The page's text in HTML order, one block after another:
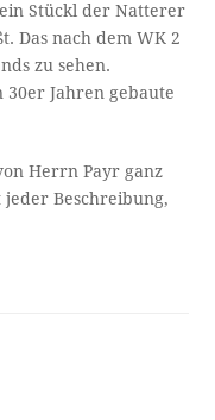
Stückl der Natterer
Das nach dem WK 2
zu sehen.
30er Jahren gebaute
Herrn Payr ganz
Beschreibung,